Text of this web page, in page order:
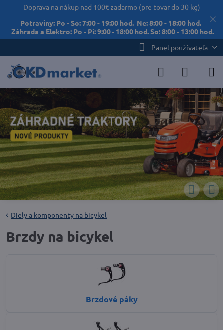
✕
Doprava na nákup nad 100€ zadarmo (pre tovar do 30 kg)
Potraviny: Po - So: 7:00 - 19:00 hod. Ne: 8:00 - 18:00 hod.
Záhrada a Elektro: Po - Pi: 9:00 - 18:00 hod. So: 8:00 - 13:00 hod.
Panel používateľa
Diely a komponenty na bicykel
Brzdy na bicykel
Brzdové páky